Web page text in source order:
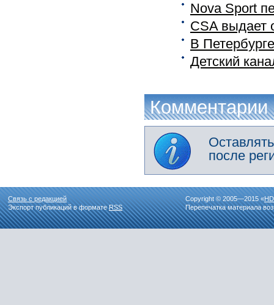
Nova Sport
CSA выдает
В
Детский
Комментарии
после
Связь с редакцией
Экспорт публикаций в форматеRSS
Copyright © 2005—2015 «
Перепечатка материала